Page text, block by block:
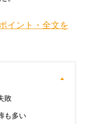
イント・全文を
敗
も多い